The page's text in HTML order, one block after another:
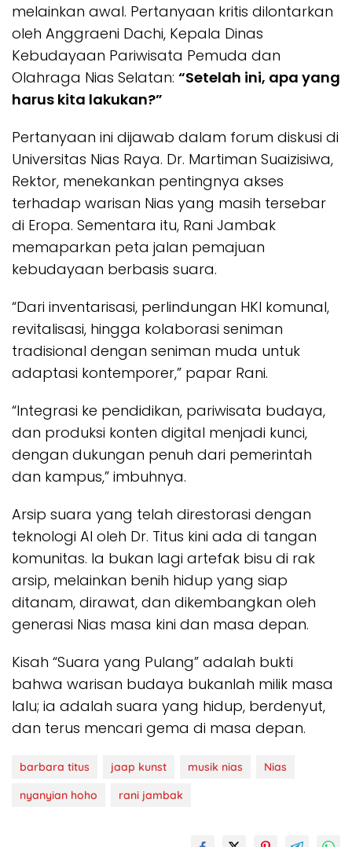
melainkan awal. Pertanyaan kritis dilontarkan
oleh Anggraeni Dachi, Kepala Dinas
Kebudayaan Pariwisata Pemuda dan
Olahraga Nias Selatan: “Setelah ini, apa yang
harus kita lakukan?”
Pertanyaan ini dijawab dalam forum diskusi di
Universitas Nias Raya. Dr. Martiman Suaizisiwa,
Rektor, menekankan pentingnya akses
terhadap warisan Nias yang masih tersebar
di Eropa. Sementara itu, Rani Jambak
memaparkan peta jalan pemajuan
kebudayaan berbasis suara.
“Dari inventarisasi, perlindungan HKI komunal,
revitalisasi, hingga kolaborasi seniman
tradisional dengan seniman muda untuk
adaptasi kontemporer,” papar Rani.
“Integrasi ke pendidikan, pariwisata budaya,
dan produksi konten digital menjadi kunci,
dengan dukungan penuh dari pemerintah
dan kampus,” imbuhnya.
Arsip suara yang telah direstorasi dengan
teknologi AI oleh Dr. Titus kini ada di tangan
komunitas. Ia bukan lagi artefak bisu di rak
arsip, melainkan benih hidup yang siap
ditanam, dirawat, dan dikembangkan oleh
generasi Nias masa kini dan masa depan.
Kisah “Suara yang Pulang” adalah bukti
bahwa warisan budaya bukanlah milik masa
lalu; ia adalah suara yang hidup, berdenyut,
dan terus mencari gema di masa depan.
barbara titus jaap kunst musik nias
Nias
nyanyian hoho
rani jambak